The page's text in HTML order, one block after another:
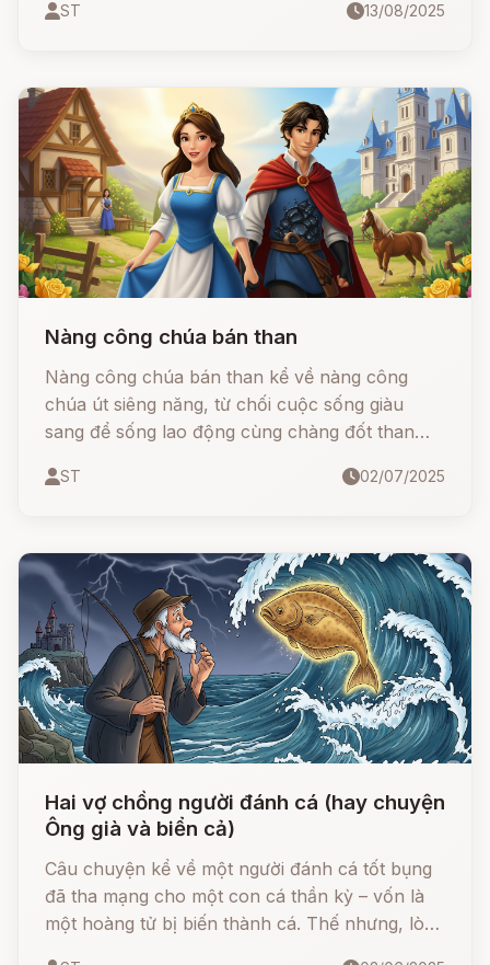
và sát hại.
ST 13/08/2025
Nàng công chúa bán than
Nàng công chúa bán than kể về nàng công
chúa út siêng năng, từ chối cuộc sống giàu
sang để sống lao động cùng chàng đốt than
không nản chí, dùng chính đôi tay và trái tim
nên tòa nhà lộng lẫy hơn cả cung điện.
ST 02/07/2025
Hai vợ chồng người đánh cá (hay chuyện
Ông già và biển cả)
Câu chuyện kể về một người đánh cá tốt bụng
đã tha mạng cho một con cá thần kỳ – vốn là
một hoàng tử bị biến thành cá. Thế nhưng, lòng